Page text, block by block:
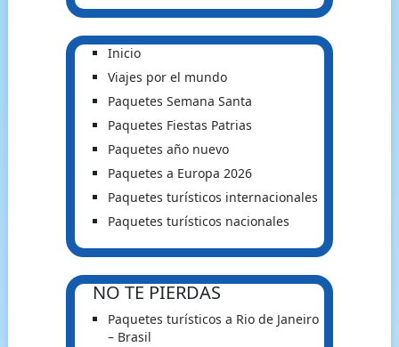
Inicio
Viajes por el mundo
Paquetes Semana Santa
Paquetes Fiestas Patrias
Paquetes año nuevo
Paquetes a Europa 2026
Paquetes turísticos internacionales
Paquetes turísticos nacionales
NO TE PIERDAS
Paquetes turísticos a Rio de Janeiro
– Brasil